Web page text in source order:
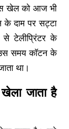
खेल को आज भी
दाम पर सट्टा
से टेलीप्रिंटर के
समय कॉटन के
था।
जाता है